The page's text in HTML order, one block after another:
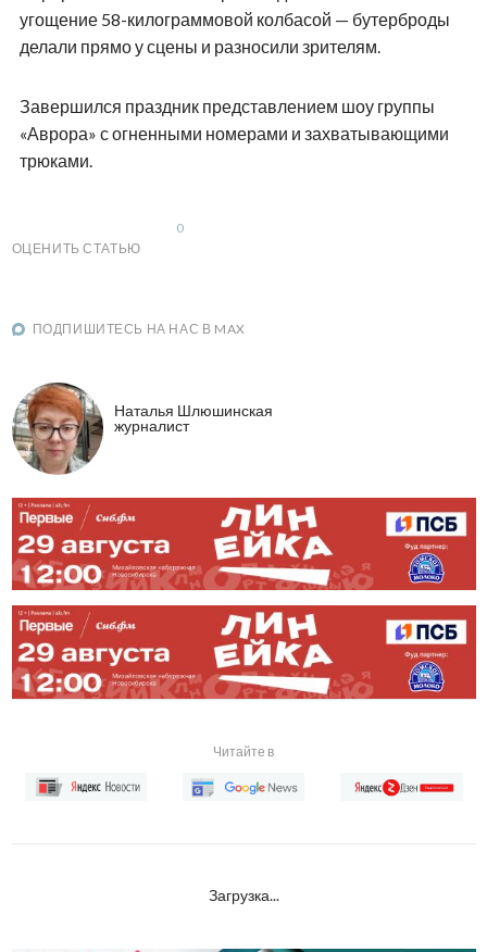
угощение 58-килограммовой колбасой — бутерброды
делали прямо у сцены и разносили зрителям.
Завершился праздник представлением шоу группы
«Аврора» с огненными номерами и захватывающими
трюками.
ОЦЕНИТЬ СТАТЬЮ
0
ПОДПИШИТЕСЬ НА НАС В MAX
Наталья Шлюшинская
журналист
Читайте в
Загрузка...